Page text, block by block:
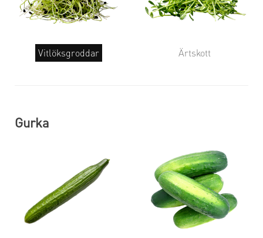
Vitlöksgroddar Ärtskott
Gurka